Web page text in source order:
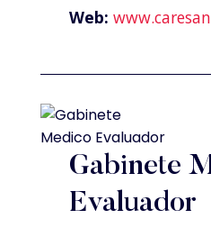
Web:
Gabinete
Evaluador